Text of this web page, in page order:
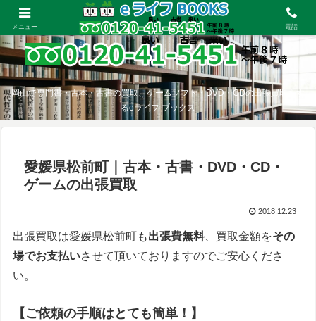
岡山で専門書・古本・古書の買取、ゲームソフト・DVD・CDの出張買取をす
るeライフ ブックス
愛媛県松前町｜古本・古書・DVD・CD・
ゲームの出張買取
2018.12.23
出張買取は愛媛県松前町も出張費無料、買取金額をその
場でお支払いさせて頂いておりますのでご安心くださ
い。
【ご依頼の手順はとても簡単！】
メニュー 電話